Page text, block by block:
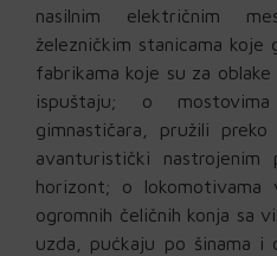
nasilnim električnim
železničkim stanicama
fabrikama koje su za
ispuštaju; o
gimnastičara, pružili
avanturistički nastrojenim
horizont; o
ogromnih čeličnih konja sa
uzda, pućkaju po šinama i